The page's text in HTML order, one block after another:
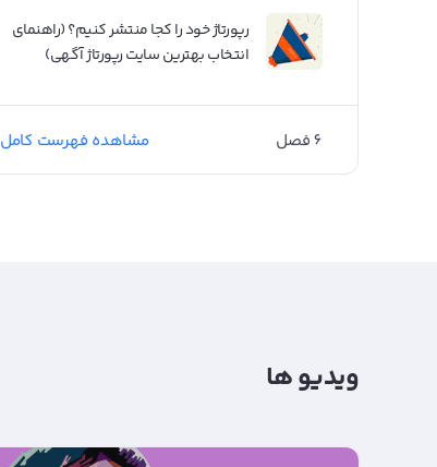
رپورتاژ خود را کجا منتشر کنیم؟ (راهنمای
انتخاب بهترین سایت رپورتاژ آگهی)
6 فصل مشاهده فهرست کامل
ویدیو ها